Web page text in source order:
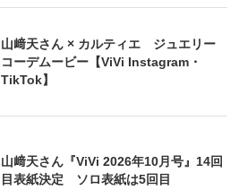
山﨑天さん × カルティエ ジュエリー
コーデムービー【ViVi Instagram・
TikTok】
山﨑天さん『ViVi 2026年10月号』14回
目表紙決定 ソロ表紙は5回目